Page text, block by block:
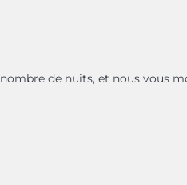
de nuits, et nous vous